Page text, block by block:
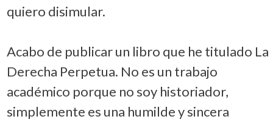
quiero disimular.
Acabo de publicar un libro que he titulado La
Derecha Perpetua. No es un trabajo
académico porque no soy historiador,
simplemente es una humilde y sincera